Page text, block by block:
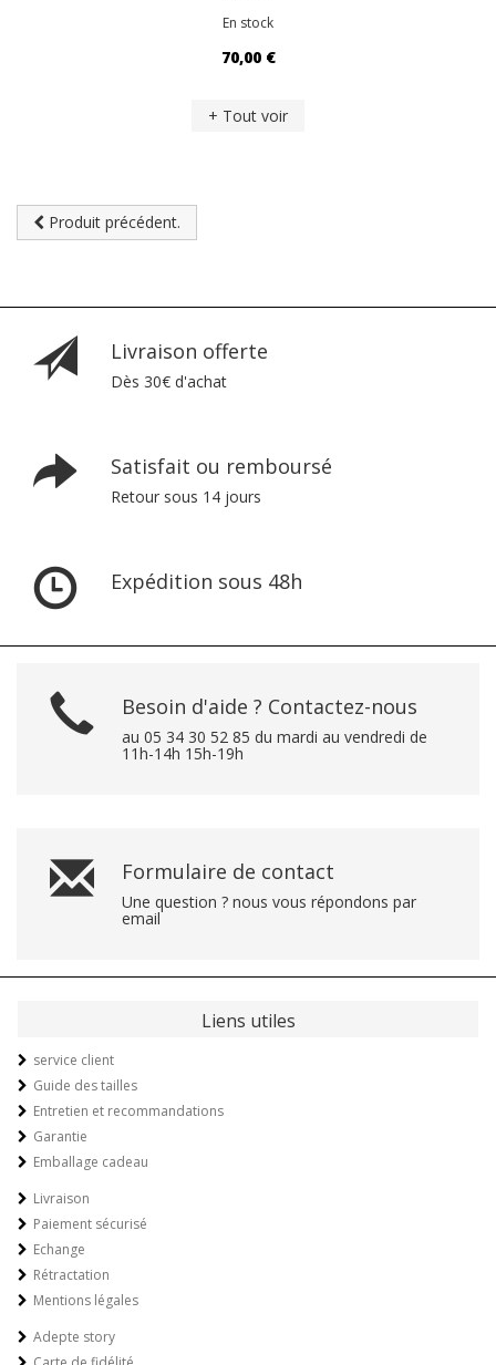
En stock
70,00 €
+ Tout voir
Produit précédent.
Livraison offerte
Dès 30€ d'achat
Satisfait ou remboursé
Retour sous 14 jours
Expédition sous 48h
Besoin d'aide ? Contactez-nous
au 05 34 30 52 85 du mardi au vendredi de
11h-14h 15h-19h
Formulaire de contact
Une question ? nous vous répondons par
email
Liens utiles
service client
Guide des tailles
Entretien et recommandations
Garantie
Emballage cadeau
Livraison
Paiement sécurisé
Echange
Rétractation
Mentions légales
Adepte story